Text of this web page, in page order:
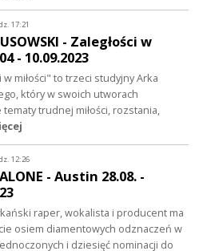
17:21
- Zaległości w
- 10.09.2023
w miłości" to trzeci studyjny Arka
który w swoich utworach
trudnej miłości, rozstania,
12:26
- Austin 28.08. -
raper, wokalista i producent ma
osiem diamentowych odznaczeń w
i dziesięć nominacji do